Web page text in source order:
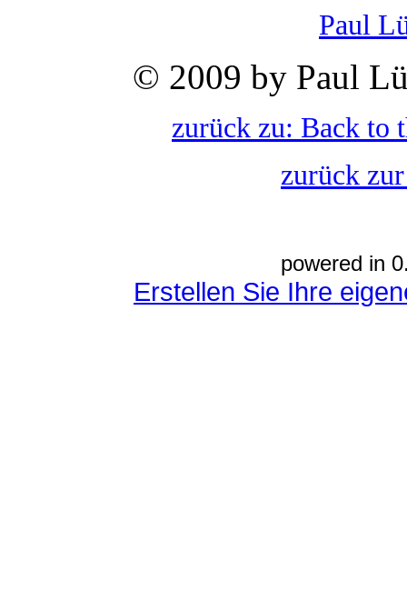
Paul
© 2009 by Paul
zurück zu: Back to
zurück
powered in
Erstellen Sie Ihre